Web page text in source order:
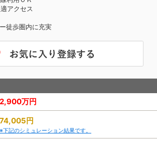
アクセス
徒歩圏内に充実
2,900万円
74,005円
※下記のシミュレーション結果です。